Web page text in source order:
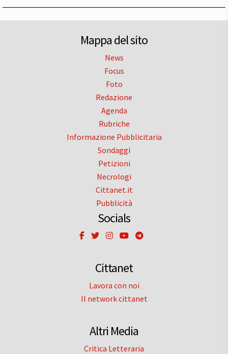
Mappa del sito
News
Focus
Foto
Redazione
Agenda
Rubriche
Informazione Pubblicitaria
Sondaggi
Petizioni
Necrologi
Cittanet.it
Pubblicità
Socials
Cittanet
Lavora con noi
Il network cittanet
Altri Media
Critica Letteraria